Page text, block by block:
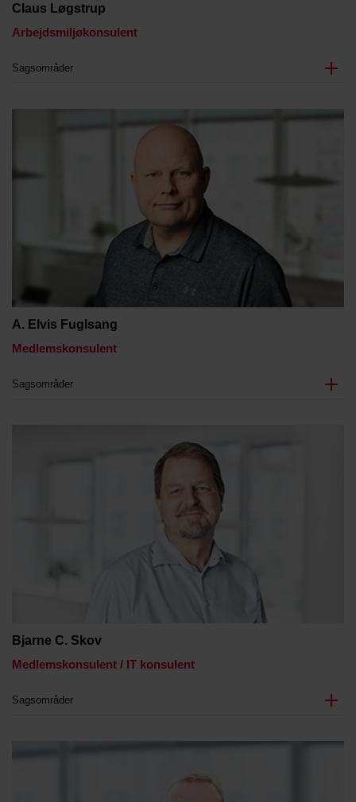
Claus Løgstrup
Arbejdsmiljøkonsulent
Sagsområder
A. Elvis Fuglsang
Medlemskonsulent
Sagsområder
Bjarne C. Skov
Medlemskonsulent / IT konsulent
Sagsområder